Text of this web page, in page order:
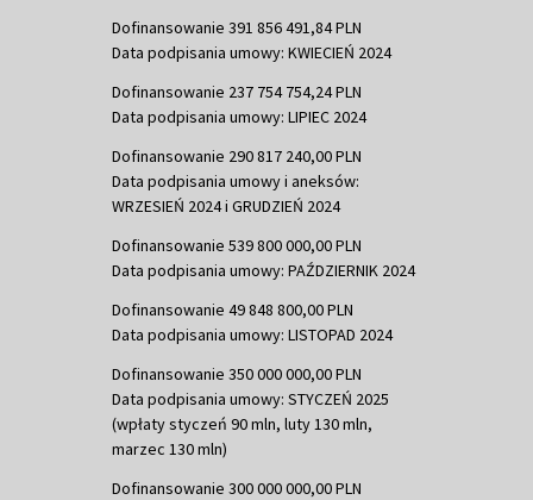
Dofinansowanie 391 856 491,84 PLN
Data podpisania umowy: KWIECIEŃ 2024
Dofinansowanie 237 754 754,24 PLN
Data podpisania umowy: LIPIEC 2024
Dofinansowanie 290 817 240,00 PLN
Data podpisania umowy i aneksów:
WRZESIEŃ 2024 i GRUDZIEŃ 2024
Dofinansowanie 539 800 000,00 PLN
Data podpisania umowy: PAŹDZIERNIK 2024
Dofinansowanie 49 848 800,00 PLN
Data podpisania umowy: LISTOPAD 2024
Dofinansowanie 350 000 000,00 PLN
Data podpisania umowy: STYCZEŃ 2025
(wpłaty styczeń 90 mln, luty 130 mln,
marzec 130 mln)
Dofinansowanie 300 000 000,00 PLN